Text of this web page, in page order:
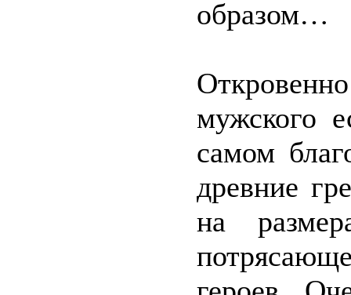
образом…
мужского
самом
древние
на